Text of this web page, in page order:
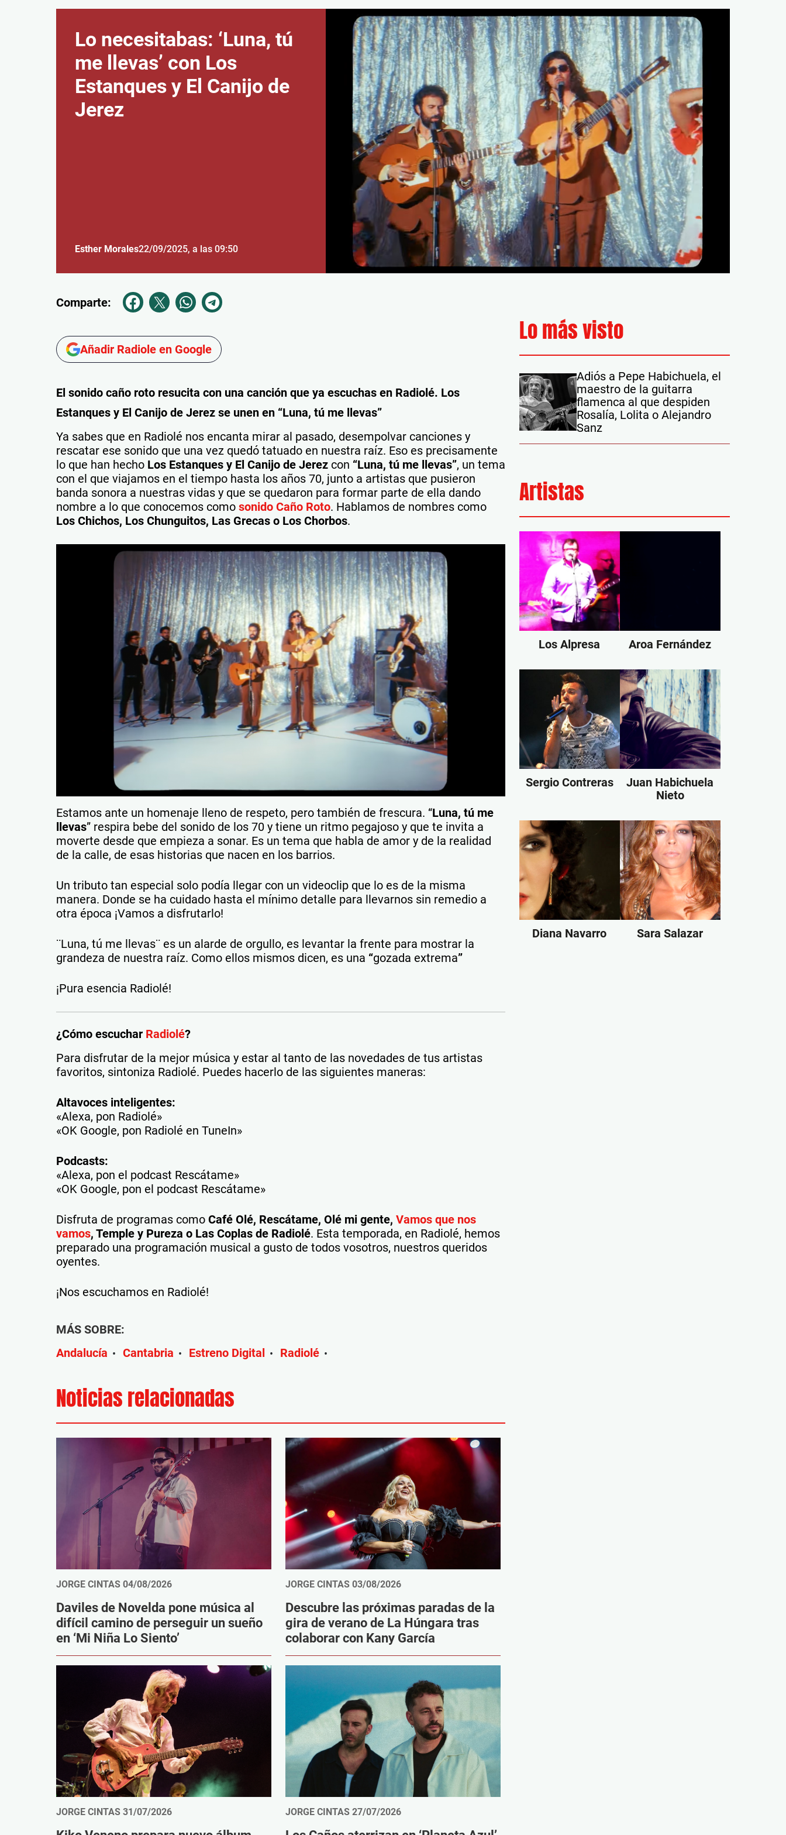
Lo necesitabas: ‘Luna, tú
me llevas’ con Los
Estanques y El Canijo de
Jerez
Esther Morales22/09/2025, a las 09:50
Comparte:
Añadir Radiole en Google
El sonido caño roto resucita con una canción que ya escuchas en Radiolé. Los
Estanques y El Canijo de Jerez se unen en “Luna, tú me llevas”
Ya sabes que en Radiolé nos encanta mirar al pasado, desempolvar canciones y
rescatar ese sonido que una vez quedó tatuado en nuestra raíz. Eso es precisamente
lo que han hecho Los Estanques y El Canijo de Jerez con “Luna, tú me llevas”, un tema
con el que viajamos en el tiempo hasta los años 70, junto a artistas que pusieron
banda sonora a nuestras vidas y que se quedaron para formar parte de ella dando
nombre a lo que conocemos como sonido Caño Roto. Hablamos de nombres como
Los Chichos, Los Chunguitos, Las Grecas o Los Chorbos.
Estamos ante un homenaje lleno de respeto, pero también de frescura. “Luna, tú me
llevas” respira bebe del sonido de los 70 y tiene un ritmo pegajoso y que te invita a
moverte desde que empieza a sonar. Es un tema que habla de amor y de la realidad
de la calle, de esas historias que nacen en los barrios.
Un tributo tan especial solo podía llegar con un videoclip que lo es de la misma
manera. Donde se ha cuidado hasta el mínimo detalle para llevarnos sin remedio a
otra época ¡Vamos a disfrutarlo!
¨Luna, tú me llevas¨ es un alarde de orgullo, es levantar la frente para mostrar la
grandeza de nuestra raíz. Como ellos mismos dicen, es una “gozada extrema”
¡Pura esencia Radiolé!
¿Cómo escuchar Radiolé?
Para disfrutar de la mejor música y estar al tanto de las novedades de tus artistas
favoritos, sintoniza Radiolé. Puedes hacerlo de las siguientes maneras:
Altavoces inteligentes:
«Alexa, pon Radiolé»
«OK Google, pon Radiolé en TuneIn»
Podcasts:
«Alexa, pon el podcast Rescátame»
«OK Google, pon el podcast Rescátame»
Disfruta de programas como Café Olé, Rescátame, Olé mi gente, Vamos que nos
vamos, Temple y Pureza o Las Coplas de Radiolé. Esta temporada, en Radiolé, hemos
preparado una programación musical a gusto de todos vosotros, nuestros queridos
oyentes.
¡Nos escuchamos en Radiolé!
MÁS SOBRE:
Andalucía • Cantabria • Estreno Digital • Radiolé •
Noticias relacionadas
JORGE CINTAS 04/08/2026
Daviles de Novelda pone música al
difícil camino de perseguir un sueño
en ‘Mi Niña Lo Siento’
JORGE CINTAS 03/08/2026
Descubre las próximas paradas de la
gira de verano de La Húngara tras
colaborar con Kany García
JORGE CINTAS 31/07/2026 JORGE CINTAS 27/07/2026
Lo más visto
Adiós a Pepe Habichuela, el
maestro de la guitarra
flamenca al que despiden
Rosalía, Lolita o Alejandro
Sanz
Artistas
Los Alpresa Aroa Fernández
Sergio Contreras
Juan Habichuela
Nieto
Diana Navarro Sara Salazar